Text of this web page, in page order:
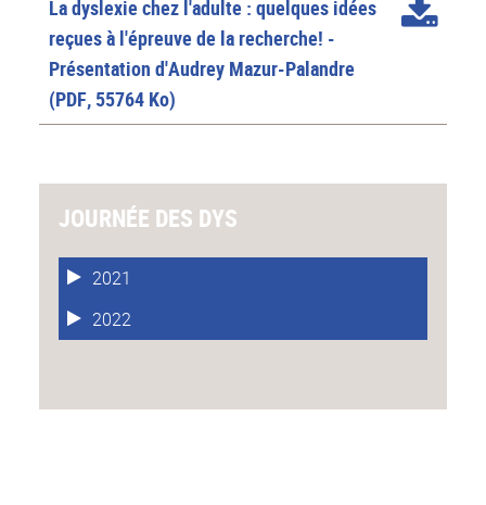
La dyslexie chez l'adulte : quelques idées
reçues à l'épreuve de la recherche! -
Présentation d'Audrey Mazur-Palandre
(PDF, 55764 Ko)
JOURNÉE DES DYS
2021
2022